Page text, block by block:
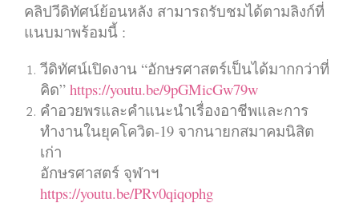
คลิปวีดิทัศน์ย้อนหลัง สามารถรับชมได้ตามลิงก์ที่
แนบมาพร้อมนี้ :
วีดิทัศน์เปิดงาน “อักษรศาสตร์เป็นได้มากกว่าที่
คิด” https://youtu.be/9pGMicGw79w
คำอวยพรและคำแนะนำเรื่องอาชีพและการ
ทำงานในยุคโควิด-19 จากนายกสมาคมนิสิต
เก่า
อักษรศาสตร์ จุฬาฯ
https://youtu.be/PRv0qiqophg